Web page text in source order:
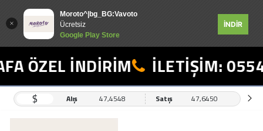
Moroto^|bg_BG:Vavoto
Ücretsiz
Google Play Store
İNDİR
ÖZEL İNDİRİM İLETİŞİM: 0554
$ Alış 47,4548 Satış 47,6450